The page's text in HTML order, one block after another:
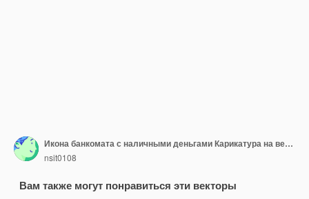
Икона банкомата с наличными деньгами Карикатура на векторную икону банкомата для веб-дизайна, изолированную на белом фоне
nsit0108
Вам также могут понравиться эти векторы